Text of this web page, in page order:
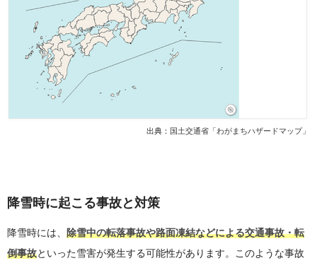
出典： 国土交通省「わがまちハザードマップ」
降雪時に起こる事故と対策
降雪時には、 除雪中の転落事故や路面凍結などによる交通事故・転
倒事故といった雪害が発生する可能性があります。このような事故